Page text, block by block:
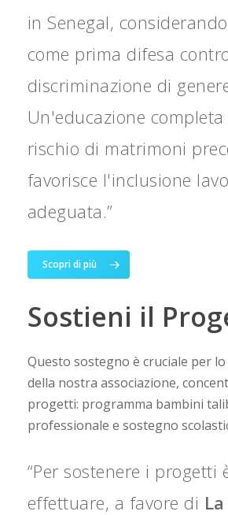
in Senegal,
come prima difesa
discriminazione di
Un'educazione
rischio di matrimoni
favorisce l'inclusione
adeguata.”
Scopri di più
Sostieni il
Questo sostegno è cruciale per
della nostra associazione,
progetti: programma bambini
professionale e sostegno
“Per sostenere i progetti
effettuare, a favore di